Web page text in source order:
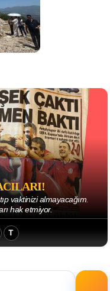
vaktinizi almayacağım.
hak etmiyor.
T